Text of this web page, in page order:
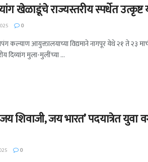
खेळाडूंचे राज्यस्तरीय स्पर्धेत
0
अपंग कल्याण आयुक्तालयाच्या विद्यमाने नागपूर येथे २१ ते २३
दिव्यांग मुला-मुलींच्या ...
शिवाजी, जय भारत’ पदयात्रेत युवा
0